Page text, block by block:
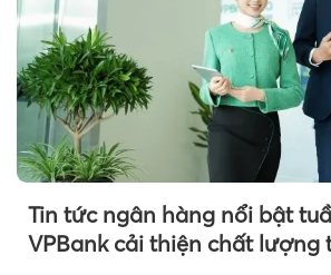
Tin tức ngân hàng nổi bật
VPBank cải thiện chất lượng